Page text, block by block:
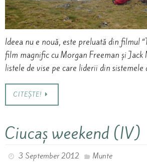
Ideea nu e nouă, este preluată din filmul
film magnific cu Morgan Freeman și Jack
listele de vise pe care liderii din
CITEȘTE!
Ciucaș weekend (IV)
3 September 2012 Munte